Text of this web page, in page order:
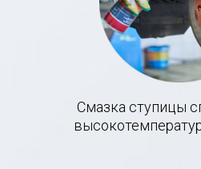
Смазка ступицы